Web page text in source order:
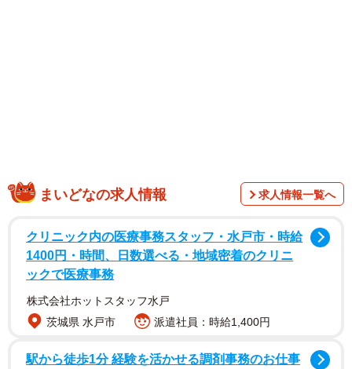
――ハローワークで仕事を探したきっかけを教えてくださ
前職は正社員として働いていましたが週末に休みが全く取
た。そのため、土日祝日に休みが取れる会社に転職ができ
まいどなの求人情報 求人情報一覧へ
クリニック内の医療事務スタッフ・水戸市・時給
1400円・時間、日数選べる・地域密着のクリニ
ックで医療事務
株式会社ホットスタッフ水戸
茨城県 水戸市
派遣社員：時給1,400円
駅から徒歩1分 経験を活かせる調剤事務のお仕事